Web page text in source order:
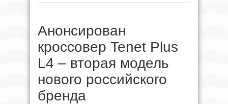
Анонсирован
кроссовер Tenet Plus
L4 – вторая модель
нового российского
бренда